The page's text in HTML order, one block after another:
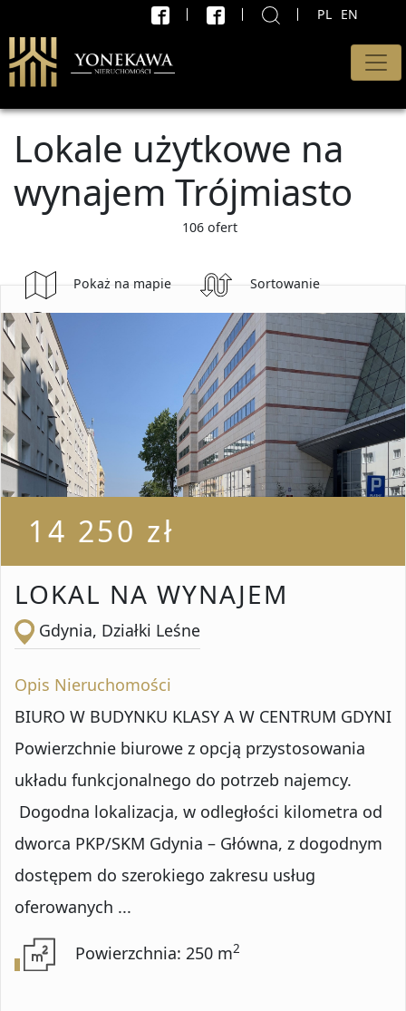
PL EN
WYSZUKAJ X
Rodzaj oferty
Lokal
Transakcja
Sprzedaż i wynajem
Cena od
do
PLN
Liczba pokoi od
Liczba pokoi do
Powierzchnia do
Lokalizacja
Numer oferty
DODATKOWE OPCJE
Rynekwtórny
Lokale użytkowe na
wynajem Trójmiasto
106 ofert
Pokaż na mapie Sortowanie
14 250 zł
LOKAL NA WYNAJEM
Gdynia, Działki Leśne
Opis Nieruchomości
BIURO W BUDYNKU KLASY A W CENTRUM GDYNI
Powierzchnie biurowe z opcją przystosowania
układu funkcjonalnego do potrzeb najemcy.
Dogodna lokalizacja, w odległości kilometra od
dworca PKP/SKM Gdynia – Główna, z dogodnym
dostępem do szerokiego zakresu usług
oferowanych ...
Powierzchnia: 250 m2